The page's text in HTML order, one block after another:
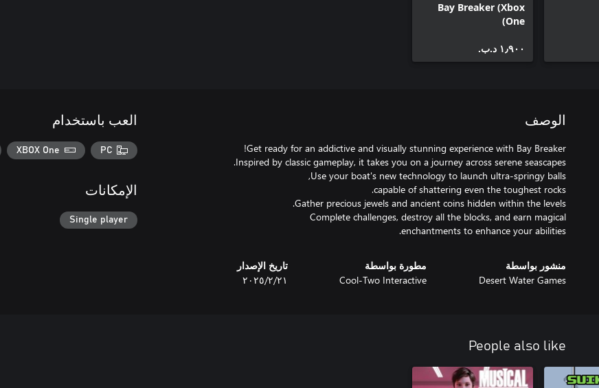
Bay Breaker (Xbox
One)
١٫٩٠٠ د.ب.‏
الوصف
enchantments to enhance your abilities.
منشور بواسطة
Desert Water Games
مطورة بواسطة
Cool-Two Interactive
تاريخ الإصدار
٢١‏/٢‏/٢٠٢٥
العب باستخدام
PC
XBOX One
الإمكانات
Single player
People also like